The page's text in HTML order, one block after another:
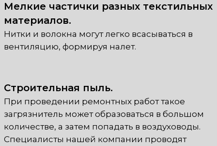
Мелкие частички разных текстильных
материалов.
Нитки и волокна могут легко всасываться в
вентиляцию, формируя налет.
Строительная пыль.
При проведении ремонтных работ такое
загрязнитель может образоваться в большом
количестве, а затем попадать в воздуховоды.
Специалисты нашей компании проводят